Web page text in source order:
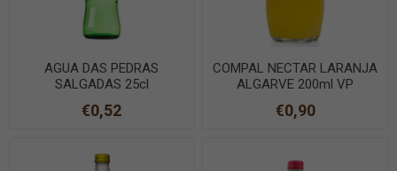
AGUA DAS PEDRAS
SALGADAS 25cl
€0,52
COMPAL NECTAR LARANJA
ALGARVE 200ml VP
€0,90